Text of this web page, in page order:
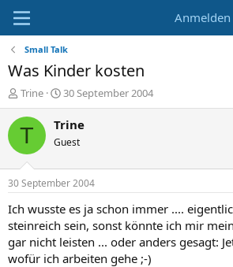
Anmelden
Small Talk
Was Kinder kosten
E
r
s
t
e
r
Trine
E
r
s
e
t
a
30 September 2004
T Trine
Guest
30 September 2004
Ich wusste es ja schon immer ....
steinreich sein, sonst könnte ich mir
gar nicht leisten ... oder anders gesagt:
wofür ich arbeiten gehe ;-)